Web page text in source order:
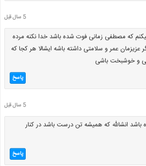
5 سال قبل
که مصطفی زمانی فوت شده باشد خدا نکنه مرده
عزیزمان عمر و سلامتی داشته باشه ایشالا هر کجا که
و خوشبخت باشی
پاسخ
5 سال قبل
باشد انشالله که همیشه تن درست باشد در کنار
پاسخ